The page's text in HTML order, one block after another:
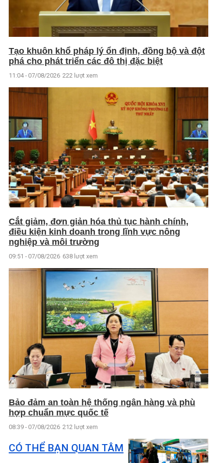
Tạo khuôn khổ pháp lý ổn định, đồng bộ và đột
phá cho phát triển các đô thị đặc biệt
11:04 - 07/08/2026 222 lượt xem
Cắt giảm, đơn giản hóa thủ tục hành chính,
điều kiện kinh doanh trong lĩnh vực nông
nghiệp và môi trường
09:51 - 07/08/2026 638 lượt xem
Bảo đảm an toàn hệ thống ngân hàng và phù
hợp chuẩn mực quốc tế
08:39 - 07/08/2026 212 lượt xem
CÓ THỂ BẠN QUAN TÂM